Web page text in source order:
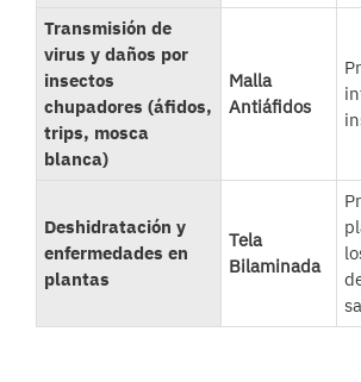
Transmisión de
virus y daños por
insectos
chupadores (áfidos,
trips, mosca
blanca)
Malla
Antiáfidos
Deshidratación y
enfermedades en
plantas
Tela
Bilaminada